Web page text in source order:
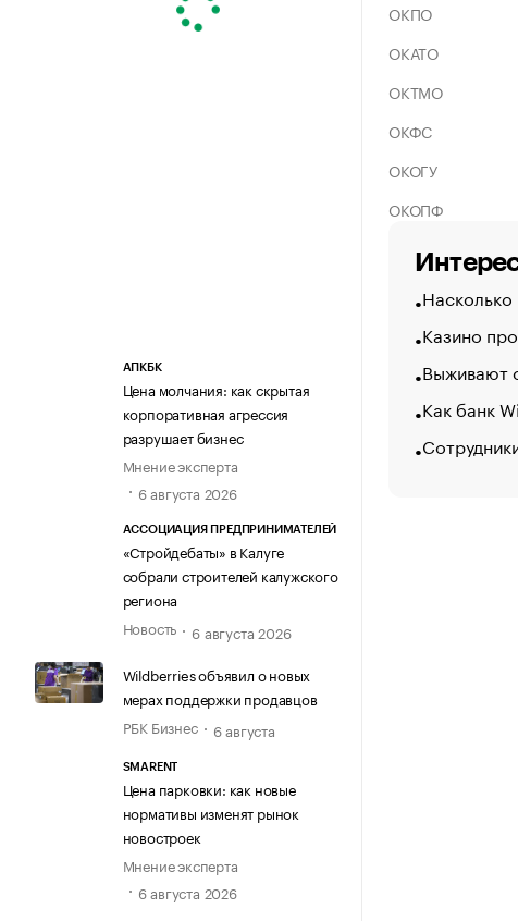
АПКБК
Цена молчания: как скрытая
корпоративная агрессия
разрушает бизнес
Мнение эксперта
6 августа 2026
АССОЦИАЦИЯ ПРЕДПРИНИМАТЕЛЕЙ
«Стройдебаты» в Калуге
собрали строителей калужского
региона
Новость
6 августа 2026
Wildberries объявил о новых
мерах поддержки продавцов
РБК Бизнес
6 августа
SMARENT
Цена парковки: как новые
нормативы изменят рынок
новостроек
Мнение эксперта
6 августа 2026
ОКПО
ОКАТО
ОКТМО
ОКФС
ОКОГУ
ОКОПФ
Насколько
Казино
Выживают
Как банк